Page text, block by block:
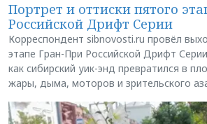
Портрет и оттиски пятого
Российской Дрифт Серии
Корреспондент sibnovosti.ru провёл
этапе Гран-При Российской Дрифт
как сибирский уик-энд превратился в
жары, дыма, моторов и зрительского